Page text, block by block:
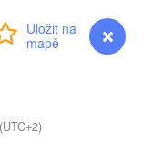
Předpověď